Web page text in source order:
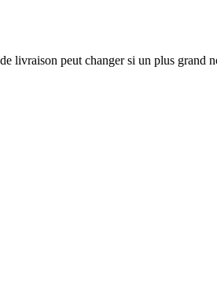
livraison peut changer si un plus grand